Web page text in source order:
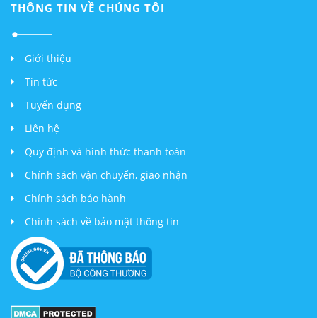
THÔNG TIN VỀ CHÚNG TÔI
Giới thiệu
Tin tức
Tuyển dụng
Liên hệ
Quy định và hình thức thanh toán
Chính sách vận chuyển, giao nhận
Chính sách bảo hành
Chính sách về bảo mật thông tin